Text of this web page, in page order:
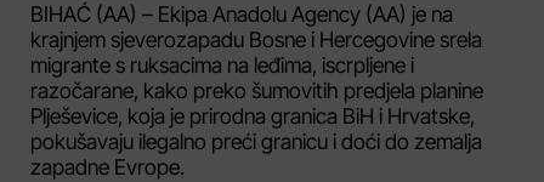
BIHAĆ (AA) – Ekipa Anadolu Agency (AA) je na
krajnjem sjeverozapadu Bosne i Hercegovine srela
migrante s ruksacima na leđima, iscrpljene i
razočarane, kako preko šumovitih predjela planine
Plješevice, koja je prirodna granica BiH i Hrvatske,
pokušavaju ilegalno preći granicu i doći do zemalja
zapadne Evrope.